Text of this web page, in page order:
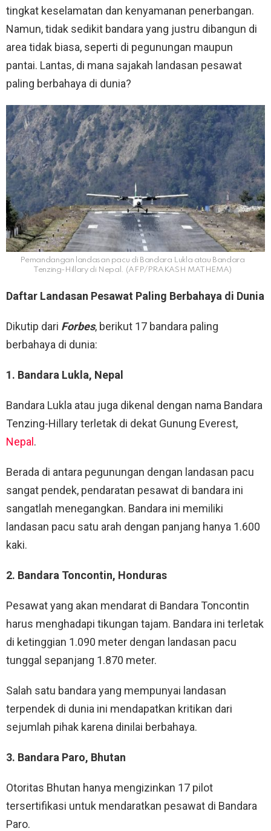
tingkat keselamatan dan kenyamanan penerbangan.
Namun, tidak sedikit bandara yang justru dibangun di
area tidak biasa, seperti di pegunungan maupun
pantai. Lantas, di mana sajakah landasan pesawat
paling berbahaya di dunia?
Pemandangan landasan pacu di Bandara Lukla atau Bandara
Tenzing-Hillary di Nepal. (AFP/PRAKASH MATHEMA)
Daftar Landasan Pesawat Paling Berbahaya di Dunia
Dikutip dari Forbes, berikut 17 bandara paling
berbahaya di dunia:
1. Bandara Lukla, Nepal
Bandara Lukla atau juga dikenal dengan nama Bandara
Tenzing-Hillary terletak di dekat Gunung Everest,
Nepal.
Berada di antara pegunungan dengan landasan pacu
sangat pendek, pendaratan pesawat di bandara ini
sangatlah menegangkan. Bandara ini memiliki
landasan pacu satu arah dengan panjang hanya 1.600
kaki.
2. Bandara Toncontin, Honduras
Pesawat yang akan mendarat di Bandara Toncontin
harus menghadapi tikungan tajam. Bandara ini terletak
di ketinggian 1.090 meter dengan landasan pacu
tunggal sepanjang 1.870 meter.
Salah satu bandara yang mempunyai landasan
terpendek di dunia ini mendapatkan kritikan dari
sejumlah pihak karena dinilai berbahaya.
3. Bandara Paro, Bhutan
Otoritas Bhutan hanya mengizinkan 17 pilot
tersertifikasi untuk mendaratkan pesawat di Bandara
Paro.